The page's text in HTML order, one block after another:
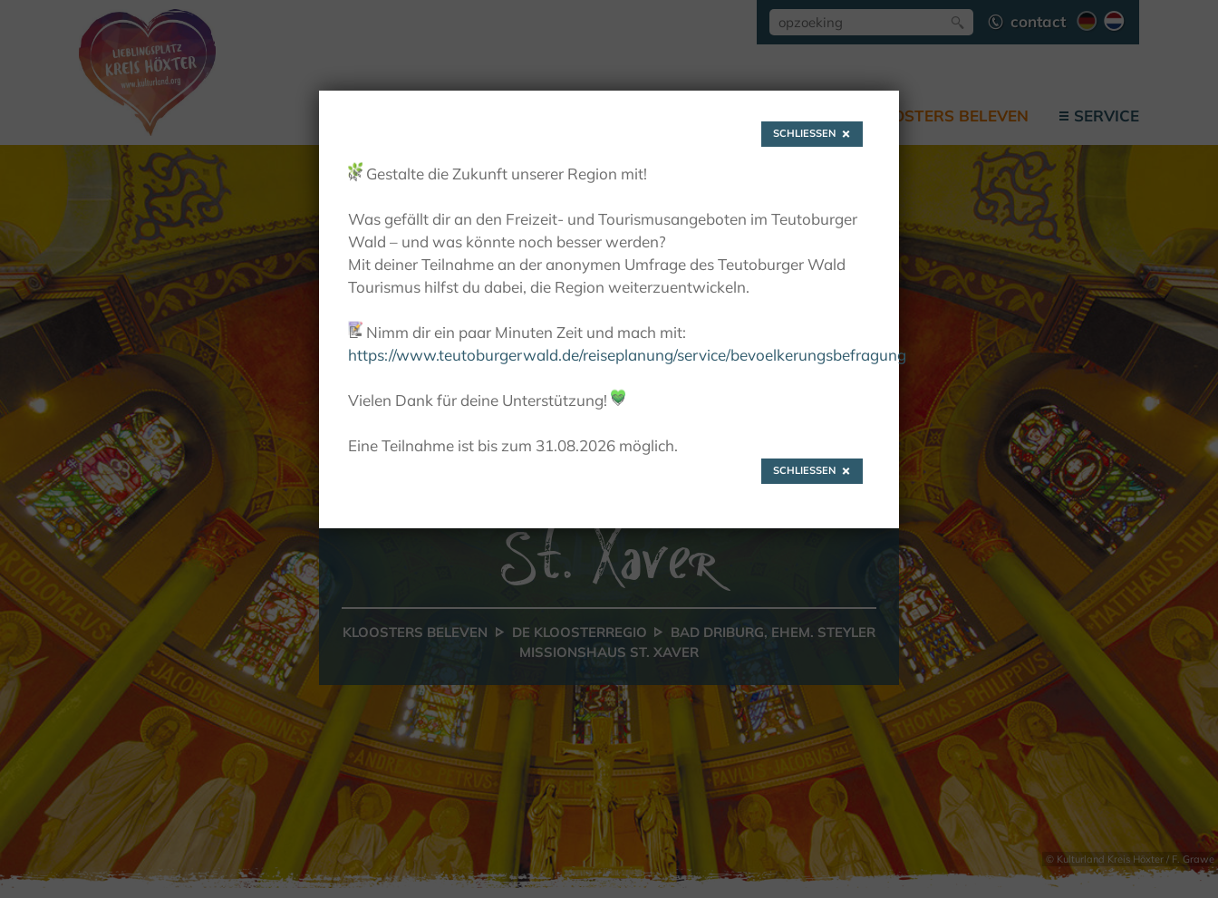
contact
KLOOSTERS BELEVEN SERVICE
Bad Driburg, ehem.
Steyler Missionshaus
St. Xaver
KLOOSTERS BELEVEN DE KLOOSTERREGIO
BAD DRIBURG, EHEM. STEYLER
MISSIONSHAUS ST. XAVER
© Kulturland Kreis Höxter / F. Grawe
SCHLIESSEN
🌿 Gestalte die Zukunft unserer Region mit!
Was gefällt dir an den Freizeit- und Tourismusangeboten im Teutoburger
Wald – und was könnte noch besser werden?
Mit deiner Teilnahme an der anonymen Umfrage des Teutoburger Wald
Tourismus hilfst du dabei, die Region weiterzuentwickeln.
📝 Nimm dir ein paar Minuten Zeit und mach mit:
https://www.teutoburgerwald.de/reiseplanung/service/bevoelkerungsbefragung
Vielen Dank für deine Unterstützung! 💚
Eine Teilnahme ist bis zum 31.08.2026 möglich.
SCHLIESSEN